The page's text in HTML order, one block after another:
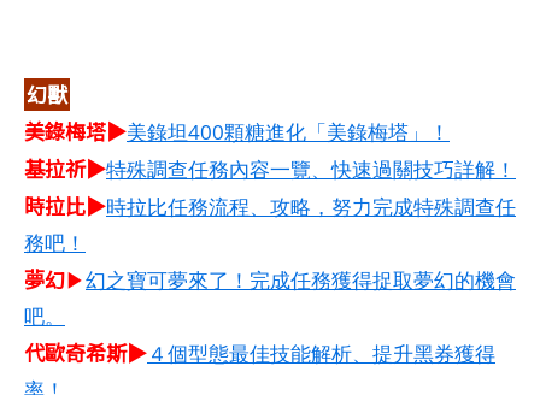
幻獸
美錄梅塔▶美錄坦400顆糖進化「美錄梅塔」！
基拉祈▶特殊調查任務內容一覽、快速過關技巧詳解！
時拉比▶時拉比任務流程、攻略，努力完成特殊調查任
務吧！
夢幻▶幻之寶可夢來了！完成任務獲得捉取夢幻的機會
吧。
代歐奇希斯▶４個型態最佳技能解析、提升黑券獲得
率！